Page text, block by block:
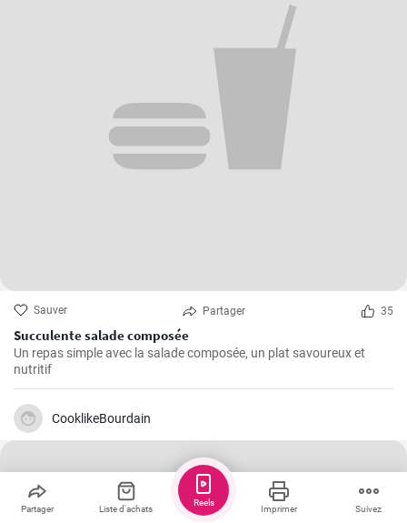
Sauver Partager 35
Succulente salade composée
Un repas simple avec la salade composée, un plat savoureux et
nutritif
CooklikeBourdain
Partager Liste d'achats Imprimer Suivez
Reels